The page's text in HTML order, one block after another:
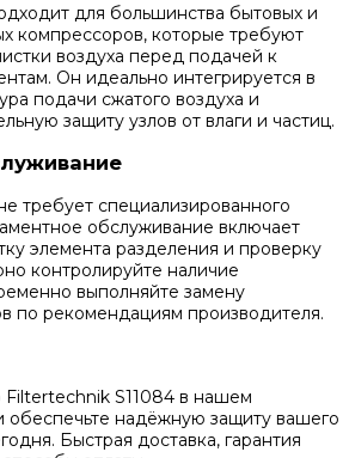
для большинства бытовых и
компрессоров, которые требуют
воздуха перед подачей к
Он идеально интегрируется в
подачи сжатого воздуха и
защиту узлов от влаги и частиц.
требует специализированного
обслуживание включает
элемента разделения и проверку
контролируйте наличие
выполняйте замену
по рекомендациям производителя.
Filtertechnik S11084 в нашем
обеспечьте надёжную защиту вашего
Быстрая доставка, гарантия